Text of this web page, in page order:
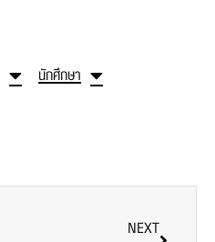
นักศึกษา
NEXT